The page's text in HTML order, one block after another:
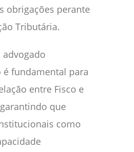
obrigações perante
Tributária.
é fundamental para
entre Fisco e
que
como